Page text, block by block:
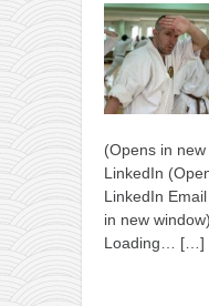
(Opens in
LinkedIn
LinkedIn
in new
Loading…
[…]